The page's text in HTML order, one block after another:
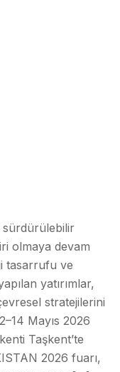
sürdürülebilir
olmaya devam
tasarrufu ve
yatırımlar,
stratejilerini
Mayıs 2026
Taşkent’te
2026 fuarı,